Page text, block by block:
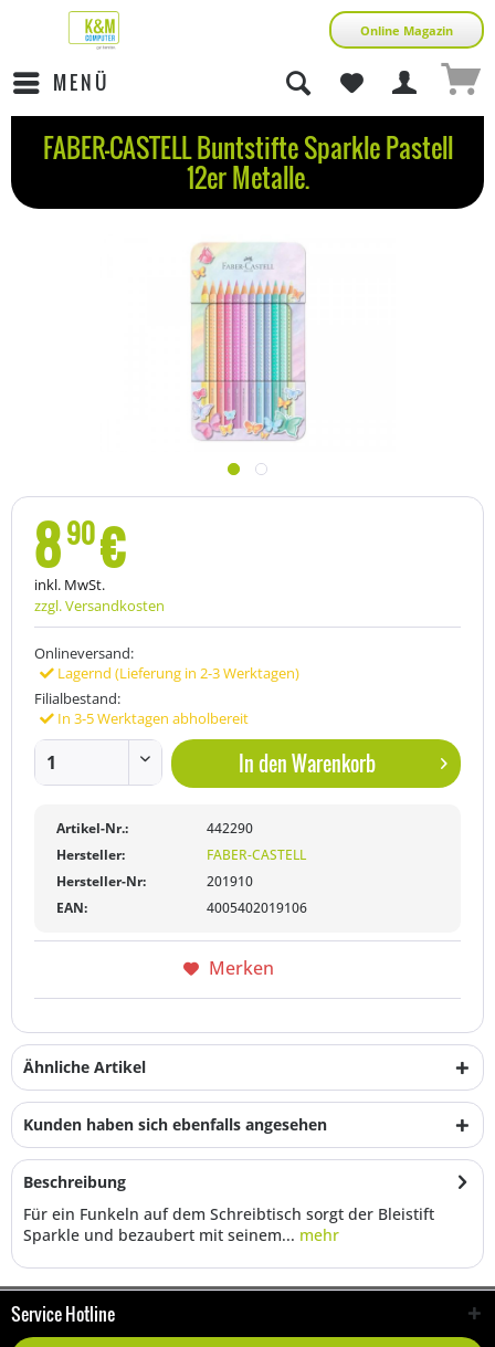
Online Magazin
MENÜ
FABER-CASTELL Buntstifte Sparkle Pastell
12er Metalle.
890€
inkl. MwSt.
zzgl. Versandkosten
Onlineversand:
Lagernd (Lieferung in 2-3 Werktagen)
Filialbestand:
In 3-5 Werktagen abholbereit
In denWarenkorb
Artikel-Nr.:
442290
Hersteller:
FABER-CASTELL
Hersteller-Nr:
201910
EAN:
4005402019106
Merken
Ähnliche Artikel
Kunden haben sich ebenfalls angesehen
Beschreibung
Für ein Funkeln auf dem Schreibtisch sorgt der Bleistift
Sparkle und bezaubert mit seinem... mehr
Service Hotline